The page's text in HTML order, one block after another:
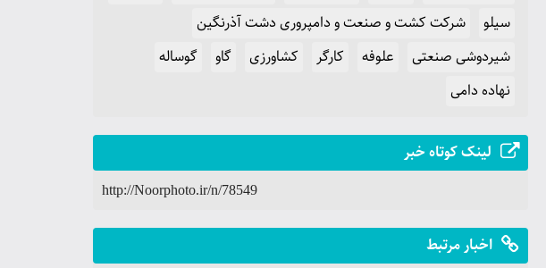
سیلو
شرکت کشت و صنعت و دامپروری دشت آذرنگین
شیردوشی صنعتی
علوفه کارگر کشاورزی گاو
گوساله
نهاده دامی
لینک کوتاه خبر
http://Noorphoto.ir/n/78549
اخبار مرتبط